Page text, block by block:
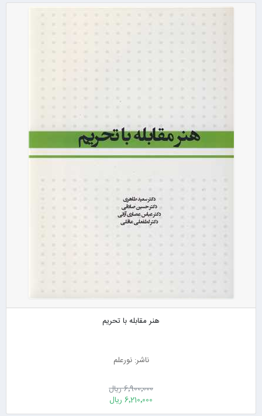
هنر مقابله با تحریم
ناشر: نورعلم
6٬900٬000 ریال
6٬210٬000 ریال